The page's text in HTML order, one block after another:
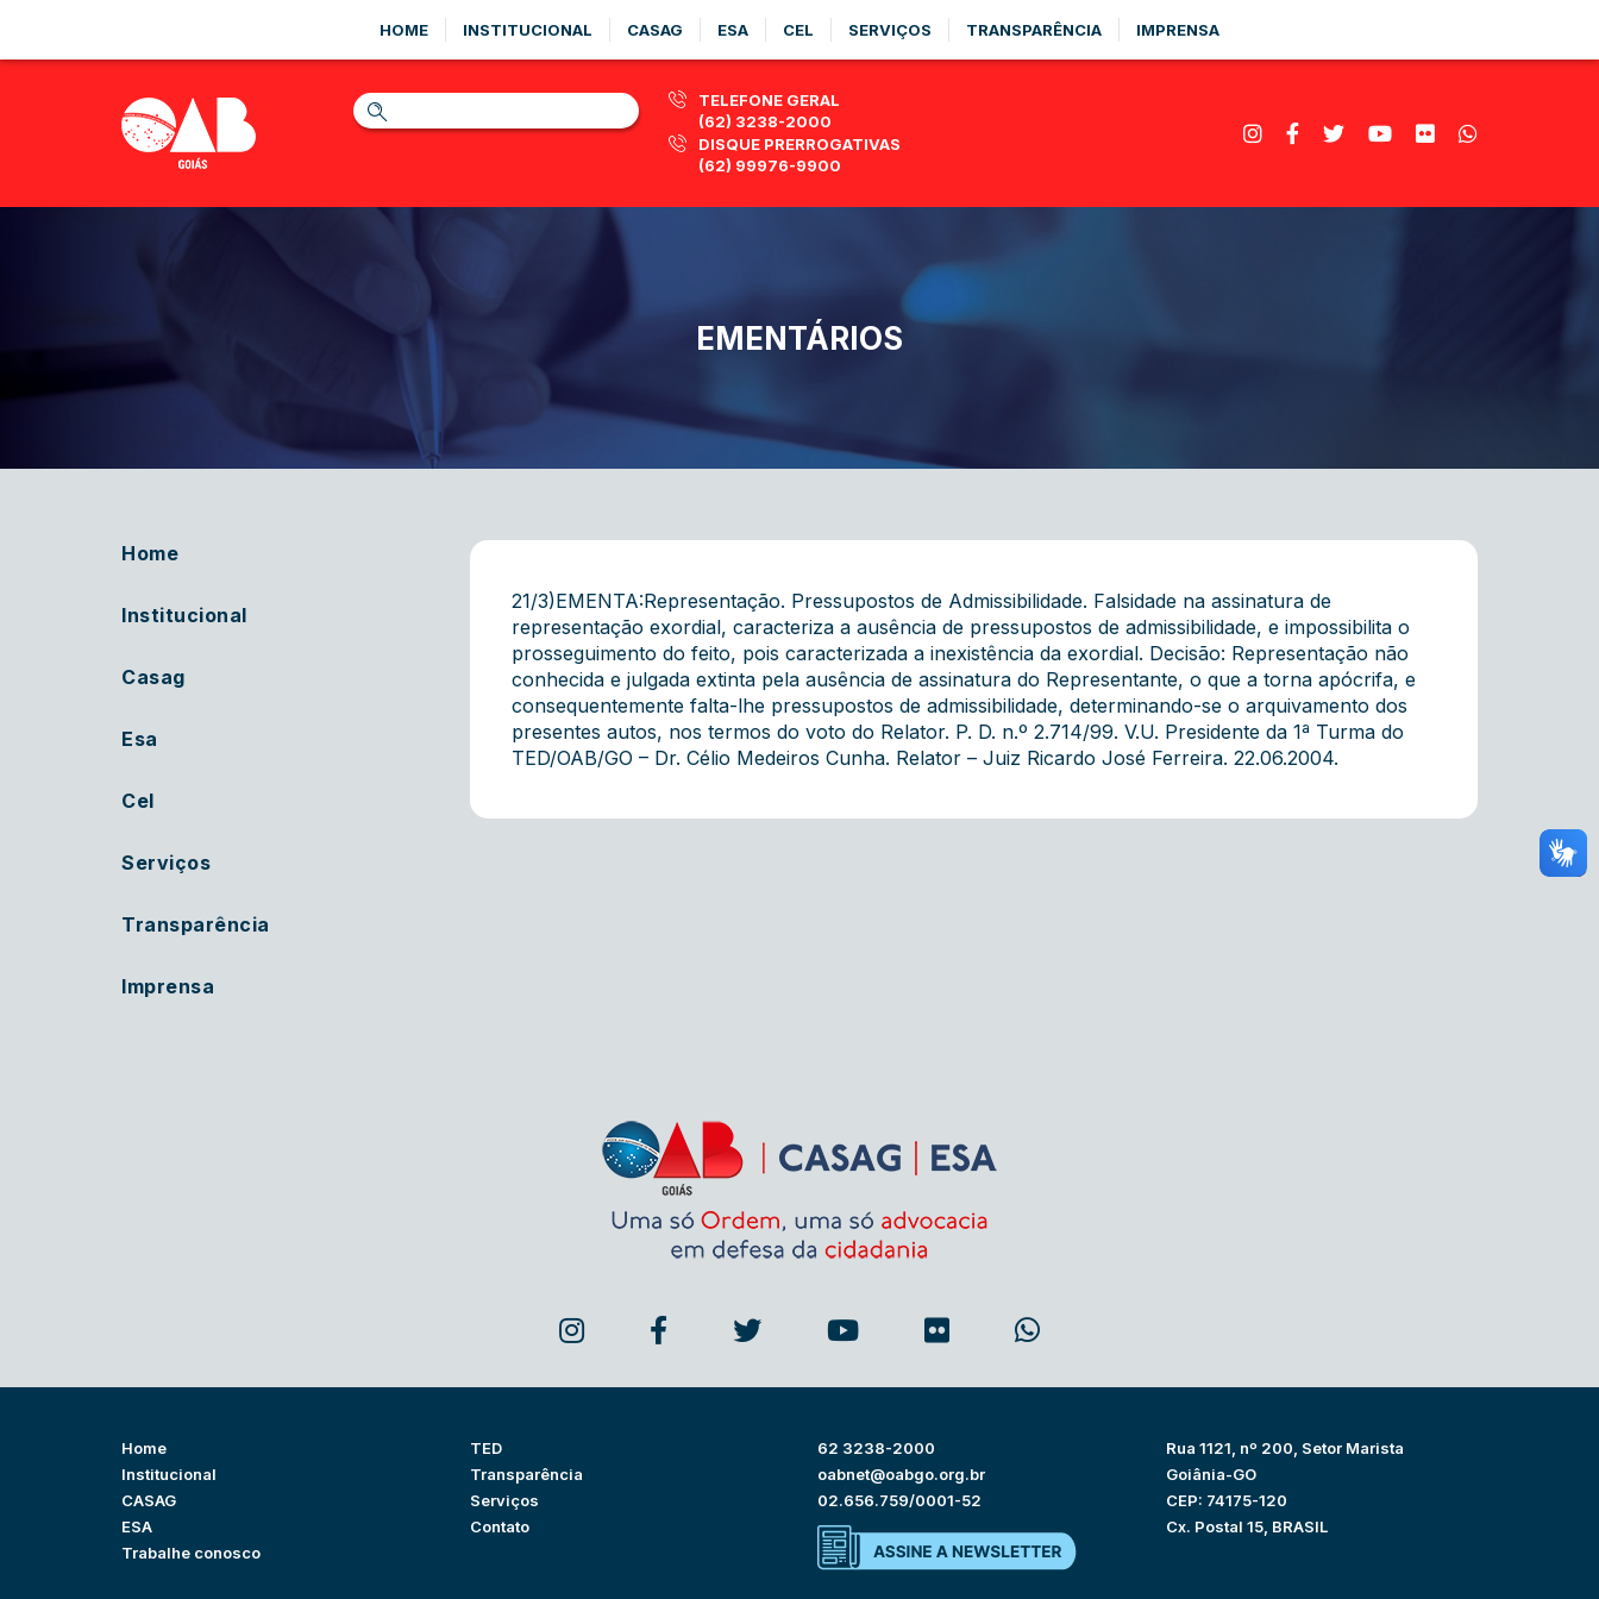
HOME INSTITUCIONAL CASAG ESA CEL SERVIÇOS TRANSPARÊNCIA IMPRENSA
TELEFONE GERAL
(62) 3238-2000
DISQUE PRERROGATIVAS
(62) 99976-9900
EMENTÁRIOS
Home
Institucional
Casag
Esa
Cel
Serviços
Transparência
Imprensa
21/3)EMENTA:Representação. Pressupostos de Admissibilidade. Falsidade na assinatura de
representação exordial, caracteriza a ausência de pressupostos de admissibilidade, e impossibilita o
prosseguimento do feito, pois caracterizada a inexistência da exordial. Decisão: Representação não
conhecida e julgada extinta pela ausência de assinatura do Representante, o que a torna apócrifa, e
consequentemente falta-lhe pressupostos de admissibilidade, determinando-se o arquivamento dos
presentes autos, nos termos do voto do Relator. P. D. n.º 2.714/99. V.U. Presidente da 1ª Turma do
TED/OAB/GO – Dr. Célio Medeiros Cunha. Relator – Juiz Ricardo José Ferreira. 22.06.2004.
Home
Institucional
CASAG
ESA
Trabalhe conosco
TED
Transparência
Serviços
Contato
62 3238-2000
oabnet@oabgo.org.br
02.656.759/0001-52
Rua 1121, nº 200, Setor Marista
Goiânia-GO
CEP: 74175-120
Cx. Postal 15, BRASIL